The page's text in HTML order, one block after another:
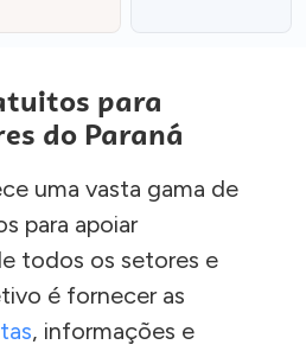
para
do Paraná
uma vasta gama de
para apoiar
todos os setores e
é fornecer as
, informações e